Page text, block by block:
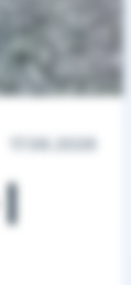
17.06.2026